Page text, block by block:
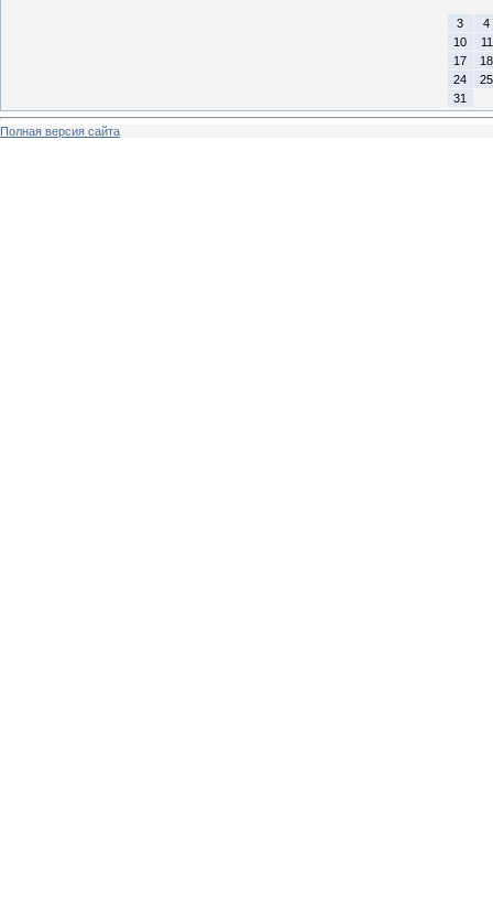
3
4
10
11
17
18
24
25
31
Полная версия сайта